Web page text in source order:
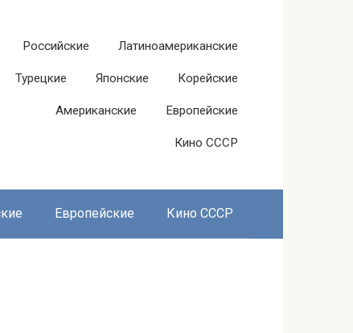
Российские Латиноамериканские
Турецкие Японские Корейские
Американские Европейские
Кино СССР
Европейские Кино СССР